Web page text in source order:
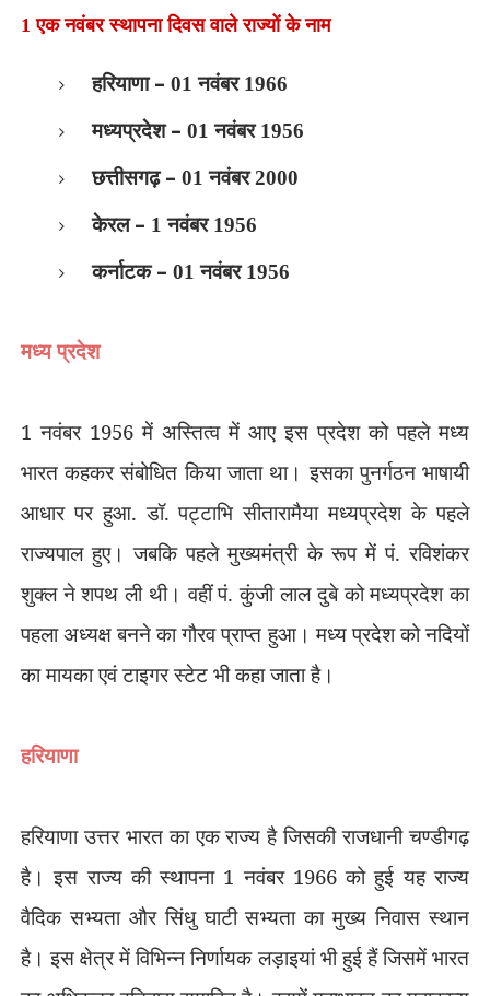
1 एकनवंबर स्थापना दिवस वालेराज्यों के नाम
हरियाणा– 01 नवंबर 1966
मध्यप्रदेश– 01 नवंबर 1956
छत्तीसगढ़– 01 नवंबर 2000
केरल– 1 नवंबर 1956
कर्नाटक– 01 नवंबर 1956
मध्य प्रदेश
1 नवंबर 1956 में अस्तित्व में आए इस प्रदेश को पहले मध्य
भारत कहकर संबोधित किया जाता था। इसका पुनर्गठन भाषायी
आधार पर हुआ. डॉ. पट्टाभि सीतारामैया मध्यप्रदेश के पहले
राज्यपाल हुए। जबकि पहले मुख्यमंत्री के रूप में पं. रविशंकर
शुक्ल ने शपथ ली थी। वहीं पं. कुंजी लाल दुबे को मध्यप्रदेश का
पहला अध्यक्ष बनने का गौरव प्राप्त हुआ। मध्य प्रदेश को नदियों
का मायका एवं टाइगर स्टेट भी कहा जाता है।
हरियाणा
हरियाणा उत्तर भारत का एक राज्य है जिसकी राजधानी चण्डीगढ़
है। इस राज्य की स्थापना 1 नवंबर 1966 को हुई यह राज्य
वैदिक सभ्यता और सिंधु घाटी सभ्यता का मुख्य निवास स्थान
है। इस क्षेत्र में विभिन्न निर्णायक लड़ाइयां भी हुई हैं जिसमें भारत